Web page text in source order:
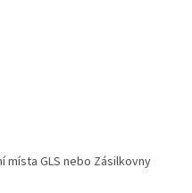
místa GLS nebo Zásilkovny